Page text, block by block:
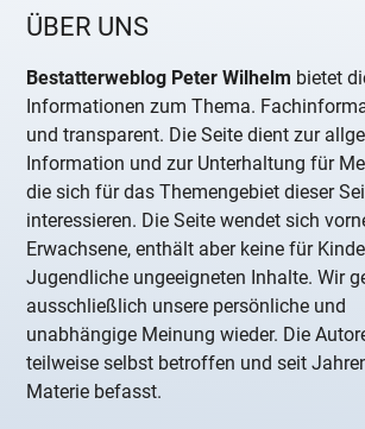
ÜBER UNS
Bestatterweblog Peter Wilhelm bietet
Informationen zum Thema.
und transparent. Die Seite dient zur
Information und zur Unterhaltung für
die sich für das Themengebiet dieser
interessieren. Die Seite wendet sich
Erwachsene, enthält aber keine für
Jugendliche ungeeigneten Inhalte. Wir
ausschließlich unsere persönliche und
unabhängige Meinung wieder. Die
teilweise selbst betroffen und seit
Materie befasst.